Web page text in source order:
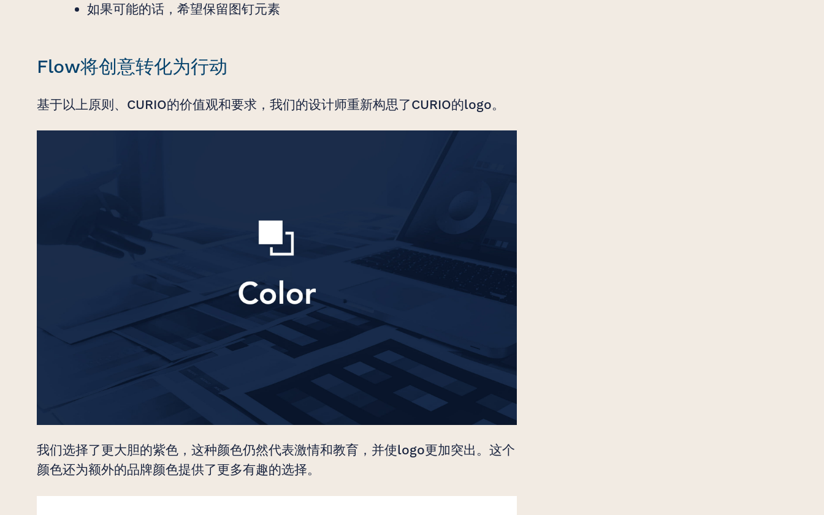
如果可能的话，希望保留图钉元素
Flow将创意转化为行动
基于以上原则、CURIO的价值观和要求，我们的设计师重新构思了CURIO的logo。
我们选择了更大胆的紫色，这种颜色仍然代表激情和教育，并使logo更加突出。这个
颜色还为额外的品牌颜色提供了更多有趣的选择。